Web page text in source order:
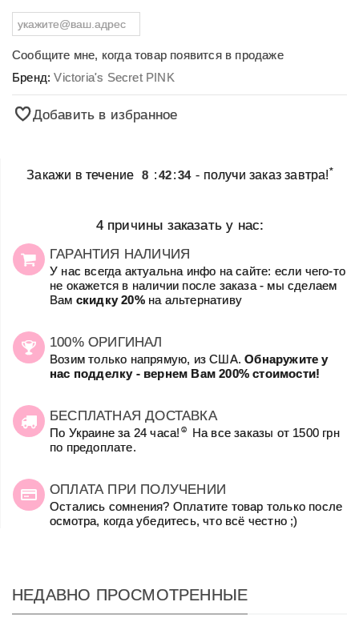
Сообщите мне, когда товар появится в продаже
Бренд:Victoria's Secret PINK
Добавить в избранное
Закажи в течение 8 :42:34 - получи заказ завтра!*
4 причины заказать у нас:
ГАРАНТИЯ НАЛИЧИЯ
У нас всегда актуальна инфо на сайте: если чего-то
не окажется в наличии после заказа - мы сделаем
Вам скидку 20%на альтернативу
100% ОРИГИНАЛ
Возим только напрямую, из США.Обнаружите у
нас подделку - вернем Вам 200% стоимости!
БЕСПЛАТНАЯ ДОСТАВКА
По Украине за 24 часа! ☺
На все заказы от 1500 грн
по предоплате.
ОПЛАТА ПРИ ПОЛУЧЕНИИ
Остались сомнения? Оплатите товар только после
осмотра, когда убедитесь, что всё честно ;)
НЕДАВНО ПРОСМОТРЕННЫЕ